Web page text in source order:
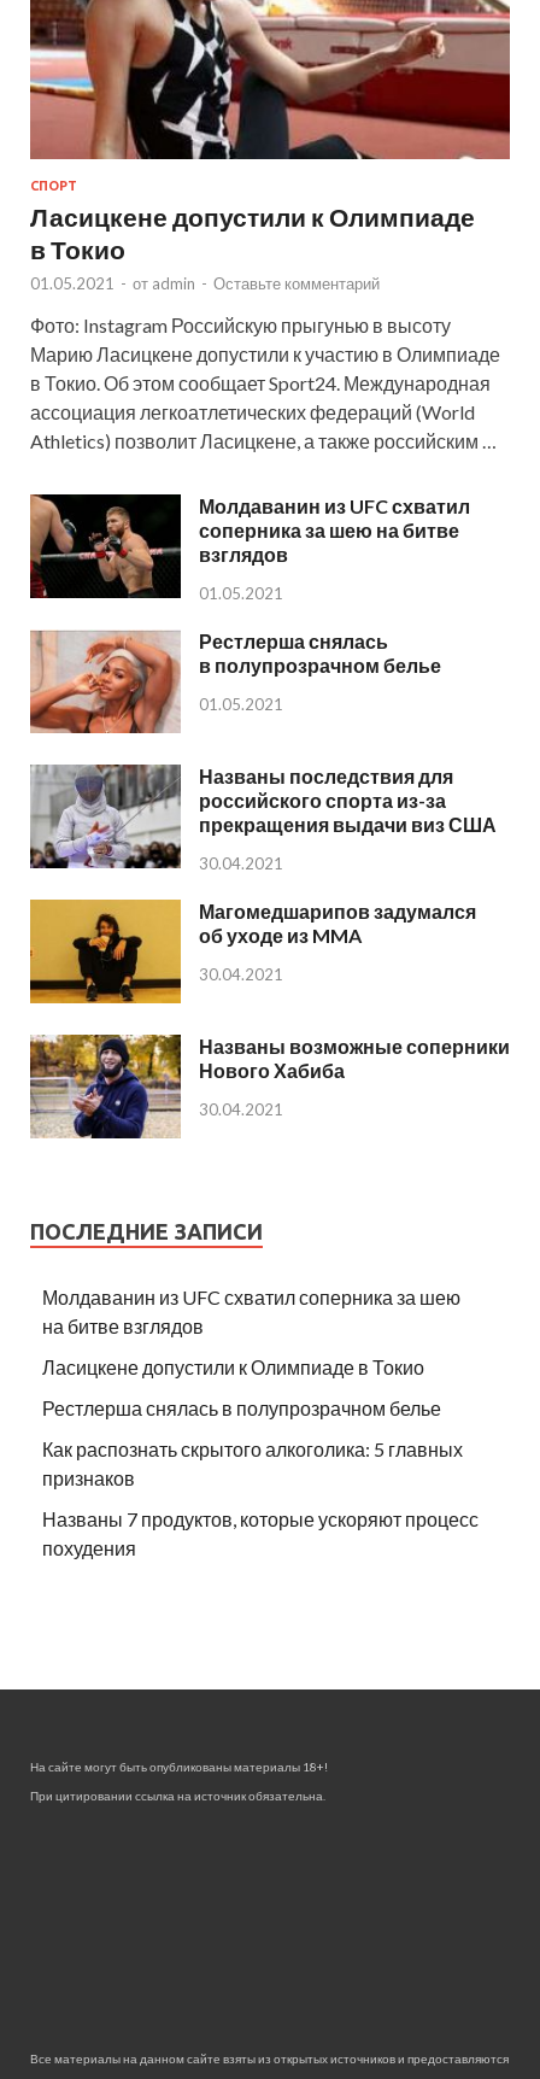
СПОРТ
Ласицкене допустили к Олимпиаде
в Токио
01.05.2021 - от admin - Оставьте комментарий
Фото: Instagram Российскую прыгунью в высоту
Марию Ласицкене допустили к участию в Олимпиаде
в Токио. Об этом сообщает Sport24. Международная
ассоциация легкоатлетических федераций (World
Athletics) позволит Ласицкене, а также российским …
Молдаванин из UFC схватил
соперника за шею на битве
взглядов
01.05.2021
Рестлерша снялась
в полупрозрачном белье
01.05.2021
Названы последствия для
российского спорта из-за
прекращения выдачи виз США
30.04.2021
Магомедшарипов задумался
об уходе из MMA
30.04.2021
Названы возможные соперники
Нового Хабиба
30.04.2021
ПОСЛЕДНИЕ ЗАПИСИ
Молдаванин из UFC схватил соперника за шею
на битве взглядов
Ласицкене допустили к Олимпиаде в Токио
Рестлерша снялась в полупрозрачном белье
Как распознать скрытого алкоголика: 5 главных
признаков
Названы 7 продуктов, которые ускоряют процесс
похудения
На сайте могут быть опубликованы материалы 18+!
При цитировании ссылка на источник обязательна.
Все материалы на данном сайте взяты из открытых источников и предоставляются